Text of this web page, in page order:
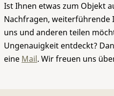
Ist Ihnen etwas zum Objekt
Nachfragen, weiterführende
uns und anderen teilen
Ungenauigkeit entdeckt?
eine Mail. Wir freuen uns